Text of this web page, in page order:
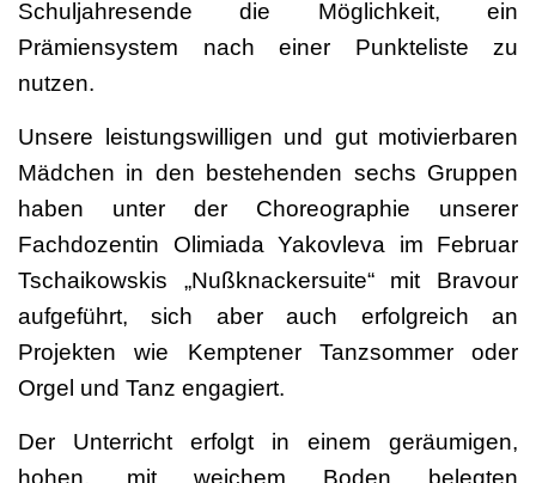
Schuljahresende die Möglichkeit, ein
Prämiensystem nach einer Punkteliste zu
nutzen.
Unsere leistungswilligen und gut motivierbaren
Mädchen in den bestehenden sechs Gruppen
haben unter der Choreographie unserer
Fachdozentin Olimiada Yakovleva im Februar
Tschaikowskis „Nußknackersuite“ mit Bravour
aufgeführt, sich aber auch erfolgreich an
Projekten wie Kemptener Tanzsommer oder
Orgel und Tanz engagiert.
Der Unterricht erfolgt in einem geräumigen,
hohen, mit weichem Boden belegten